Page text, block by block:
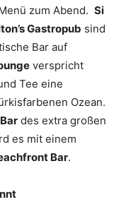
zum Abend. Si
Gastropub sind
Bar auf
verspricht
Tee eine
Ozean.
des extra großen
es mit einem
Bar.